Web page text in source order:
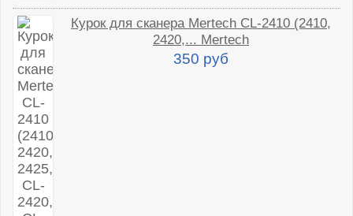
Курок для сканера Mertech CL-2410 (2410,
2420,... Mertech
350 руб